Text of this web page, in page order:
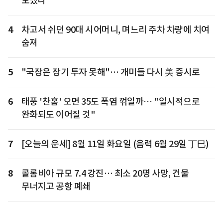
4
차고서 쉬던 90대 시어머니, 며느리 주차 차량에 치여
숨져
5 "국장은 장기 투자 못해"… 개미들 다시 美 증시로
6
태풍 '찬홈' 오면 35도 폭염 꺾일까… "일시적으로
완화되도 이어질 것"
7 [오늘의 운세] 8월 11일 화요일 (음력 6월 29일 丁巳)
8
콜롬비아 규모 7.4 강진… 최소 20명 사망, 건물
무너지고 공항 폐쇄